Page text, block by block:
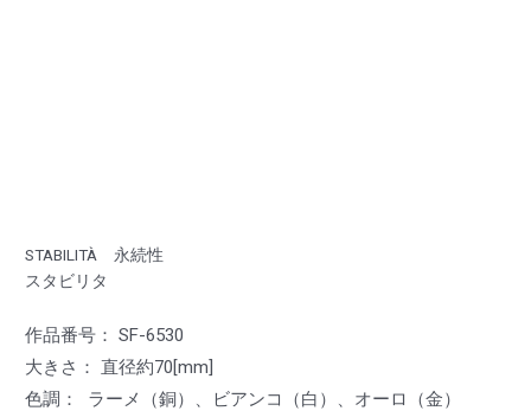
STABILITÀ 永続性
スタビリタ
作品番号： SF-6530
大きさ： 直径約70[mm]
色調： ラーメ（銅）、ビアンコ（白）、オーロ（金）